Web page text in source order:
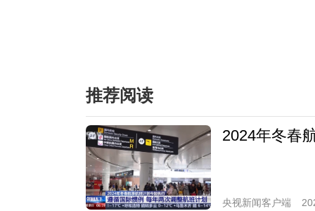
推荐阅读
2024年冬春
央视新闻客户端